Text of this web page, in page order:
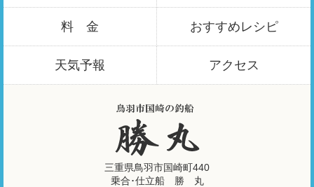
料 金 おすすめレシピ
天気予報 アクセス
三重県鳥羽市国崎町440
乗合･仕立船 勝 丸